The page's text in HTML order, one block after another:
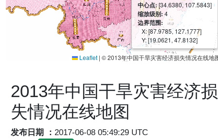
中心点:[34.6380, 107.5843]
缩放级别:4
边界范围:
X: [87.9785, 127.1777]
Y: [19.0621, 47.8132]
Leaflet | © 2013年中国干旱灾害经济损失情况在线地
2013年中国干旱灾害经济损
失情况在线地图
发布日期 ： 2017-06-08 05:49:29 UTC